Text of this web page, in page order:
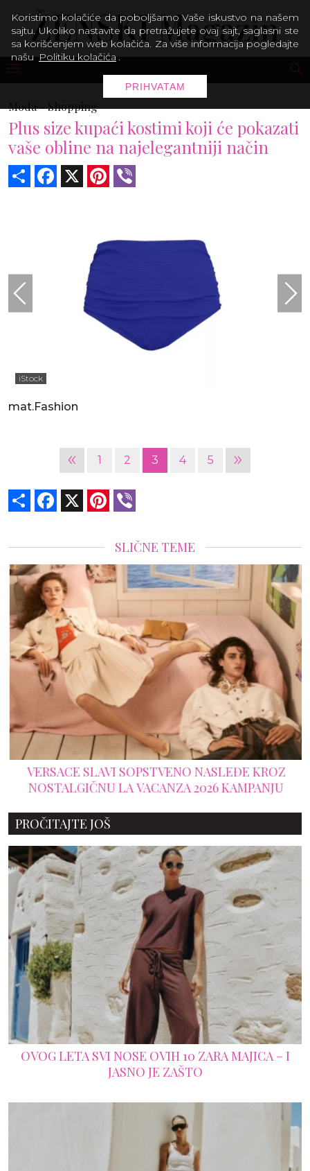
Moda -Shopping
Plus size kupaći kostimi koji će pokazati
vaše obline na najelegantniji način
Share Facebook Pinterest
iStock
mat.Fashion
« 1 2 3 4 5 »
Share Facebook Pinterest
SLIČNE TEME
VERSACE SLAVI SOPSTVENO NASLEĐE KROZ
NOSTALGIČNU LA VACANZA 2026 KAMPANJU
PROČITAJTE JOŠ
OVOG LETA SVI NOSE OVIH 10 ZARA MAJICA – I
JASNO JE ZAŠTO
Koristimo kolačiće da poboljšamo Vaše iskustvo na našem
sajtu. Ukoliko nastavite da pretražujete ovaj sajt, saglasni ste
sa korišćenjem web kolačića. Za više informacija pogledajte
našu Politiku kolačića .
PRIHVATAM